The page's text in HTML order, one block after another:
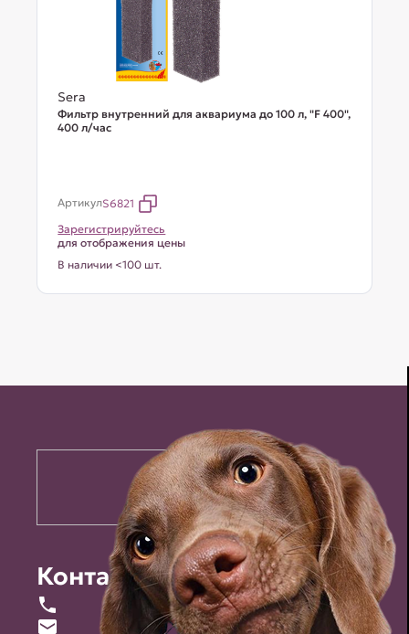
Sera
Фильтр внутренний для аквариума до 100 л, "F 400",
400 л/час
АртикулS6821
Зарегистрируйтесь
для отображения цены
В наличии <100 шт.
Контакты